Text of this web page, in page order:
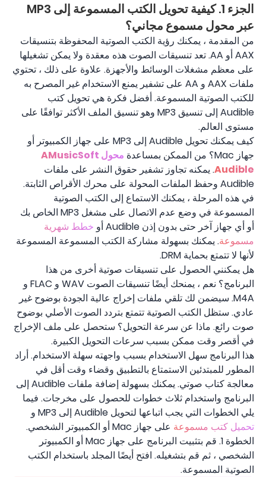
الجزء 1. كيفية تحويل الكتب المسموعة إلى MP3
عبر محول مسموع مجاني؟
من المقدمة ، يمكنك رؤية الكتب الصوتية المحفوظة بتنسيقات
AAX أو AA. تعد تنسيقات الصوت هذه معقدة ولا يمكن تشغيلها
على معظم مشغلات الوسائط والأجهزة. علاوة على ذلك ، تحتوي
ملفات AAX و AA على تشفير يمنع الاستخدام غير المصرح به
للكتب الصوتية المسموعة. أفضل فكرة هي تحويل كتب
Audible إلى تنسيق MP3 وهو تنسيق الملف الأكثر توافقًا على
مستوى العالم.
كيف يمكنك تحويل Audible إلى MP3 على جهاز الكمبيوتر أو
جهاز Mac؟ من الممكن بمساعدة
محول AMusicSoft
Audible. يمكنه تجاوز تشفير حقوق النشر على ملفات
Audible وحفظ الملفات المحولة على محرك الأقراص الثابتة.
في هذه المرحلة ، يمكنك الاستماع إلى الكتب الصوتية
المسموعة في وضع عدم الاتصال على مشغل MP3 الخاص بك
أو أي جهاز آخر حتى بدون إذن Audible أو
خطط شهرية
مسموعة. يمكنك بسهولة مشاركة الكتب المسموعة المسموعة
لأنها لا تتمتع بحماية DRM.
هل يمكنني الحصول على تنسيقات صوتية أخرى من هذا
البرنامج؟ نعم ، يمنحك أيضًا تنسيقات الصوت WAV و FLAC و
M4A. سيضمن لك تلقي ملفات إخراج عالية الجودة بوضوح غير
عادي. ستظل الكتب الصوتية تتمتع بتردد الصوت الأصلي بوضوح
صوت رائع. ماذا عن سرعة التحويل؟ ستحصل على ملف الإخراج
في أقصر وقت ممكن بسبب سرعات التحويل الكبيرة.
هذا البرنامج سهل الاستخدام بسبب واجهته سهلة الاستخدام. أراد
المطور للمبتدئين الاستمتاع بالتطبيق وقضاء وقت أقل في
معالجة كتاب صوتي. يمكنك بسهولة إضافة ملفات Audible إلى
البرنامج واستخدام ثلاث خطوات للحصول على مخرجات. فيما
يلي الخطوات التي يجب اتباعها لتحويل Audible إلى MP3 و
تحميل كتب مسموعة على جهاز Mac أو الكمبيوتر الشخصي.
الخطوة 1. قم بتثبيت البرنامج على جهاز Mac أو الكمبيوتر
الشخصي ، ثم قم بتشغيله. افتح أيضًا المجلد باستخدام الكتب
الصوتية المسموعة.